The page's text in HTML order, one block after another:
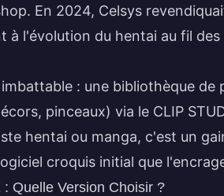
En 2024, Celsys
à l'évolution du hentai au fil des
: une bibliothèque
pinceaux) via le CLIP
hentai ou manga, c'est un
croquis initial que
Quelle Version Choisir ?